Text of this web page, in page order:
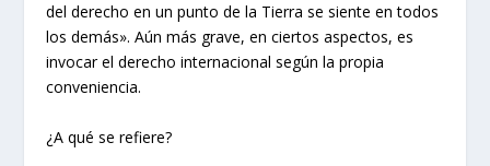
del derecho en un punto de la Tierra se siente en todos
los demás». Aún más grave, en ciertos aspectos, es
invocar el derecho internacional según la propia
conveniencia.
¿A qué se refiere?